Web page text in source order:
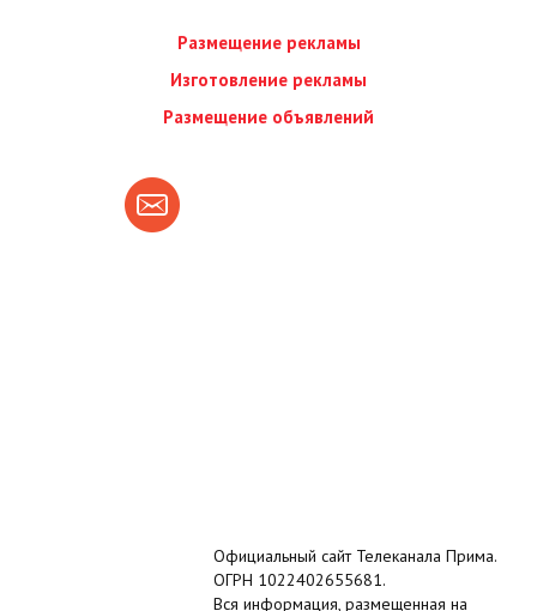
Размещение рекламы
Изготовление рекламы
Размещение объявлений
Официальный сайт Телеканала Прима.
ОГРН 1022402655681.
Вся информация, размещенная на